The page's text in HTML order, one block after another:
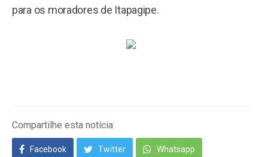
para os moradores de Itapagipe.
Compartilhe esta notícia:
Facebook Twitter Whatsapp